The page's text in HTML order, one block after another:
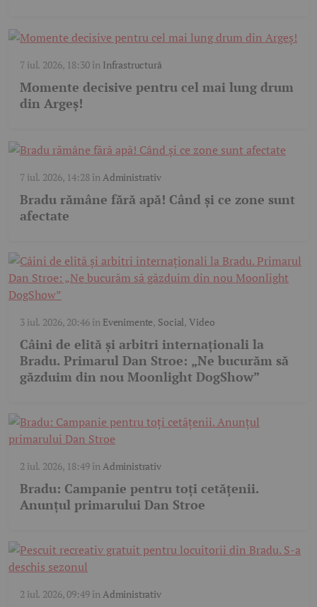
7 iul. 2026, 18:30în Infrastructură
Momente decisive pentru cel mai lung drum
din Argeș!
7 iul. 2026, 14:28înAdministrativ
Bradu rămâne fără apă! Când și ce zone sunt
afectate
3 iul. 2026, 20:46în Evenimente, Social,Video
Câini de elită și arbitri internaționali la
Bradu. Primarul Dan Stroe: „Ne bucurăm să
găzduim din nou Moonlight DogShow”
2 iul. 2026, 18:49înAdministrativ
Bradu: Campanie pentru toți cetățenii.
Anunțul primarului Dan Stroe
2 iul. 2026, 09:49înAdministrativ